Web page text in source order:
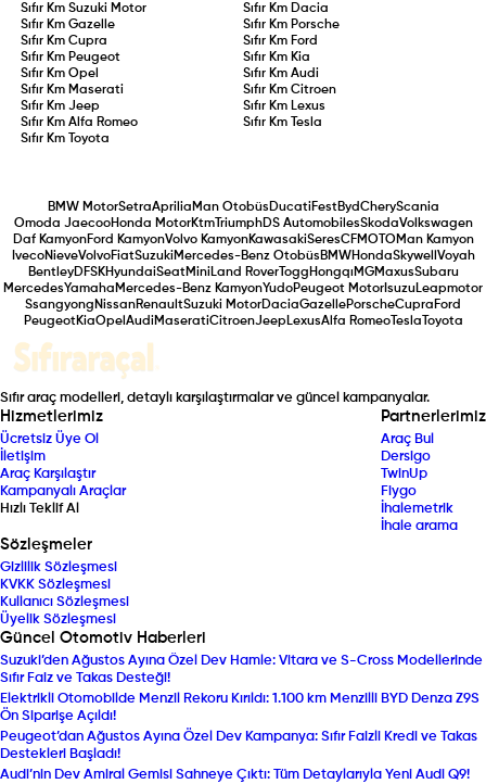
Sıfır KmSuzuki Motor Sıfır Km Dacia
Sıfır KmGazelle Sıfır Km Porsche
Sıfır KmCupra Sıfır Km Ford
Sıfır Km Peugeot Sıfır Km Kia
Sıfır KmOpel Sıfır Km Audi
Sıfır Km Maserati Sıfır Km Citroen
Sıfır KmJeep Sıfır Km Lexus
Sıfır KmAlfa Romeo Sıfır Km
Tesla
Sıfır Km
Toyota
BMW MotorSetraAprilia Man Otobüs Ducati FestBydCheryScania
Omoda JaecooHonda MotorKtmTriumphDS AutomobilesSkodaVolkswagen
Daf KamyonFord KamyonVolvo KamyonKawasakiSeresCFMOTOMan Kamyon
IvecoNieveVolvoFiatSuzuki Mercedes-Benz Otobüs BMWHondaSkywell Voyah
BentleyDFSKHyundaiSeatMini Land RoverTogg Hongqı MGMaxusSubaru
MercedesYamaha Mercedes-Benz KamyonYudoPeugeot Motor IsuzuLeapmotor
Ssangyong NissanRenaultSuzuki MotorDaciaGazellePorscheCupra Ford
PeugeotKiaOpel Audi MaseratiCitroenJeep LexusAlfa RomeoTesla Toyota
Sıfır araç modelleri, detaylı karşılaştırmalar ve güncel kampanyalar.
Hizmetlerimiz
Ücretsiz Üye Ol
İletişim
Araç Karşılaştır
Kampanyalı Araçlar
Hızlı Teklif Al
Partnerlerimiz
Araç Bul
Dersigo
TwinUp
Fiygo
İhalemetrik
İhale arama
Sözleşmeler
Gizlilik Sözleşmesi
KVKK Sözleşmesi
Kullanıcı Sözleşmesi
Üyelik Sözleşmesi
Güncel Otomotiv Haberleri
Suzuki’den Ağustos Ayına Özel Dev Hamle: Vitara ve S-Cross Modellerinde
Sıfır Faiz ve Takas Desteği!
Elektrikli Otomobilde Menzil Rekoru Kırıldı: 1.100 km Menzilli BYD Denza Z9S
Ön Siparişe Açıldı!
Peugeot’dan Ağustos Ayına Özel Dev Kampanya: Sıfır Faizli Kredi ve Takas
Destekleri Başladı!
Audi’nin Dev Amiral Gemisi Sahneye Çıktı: Tüm Detaylarıyla Yeni Audi Q9!